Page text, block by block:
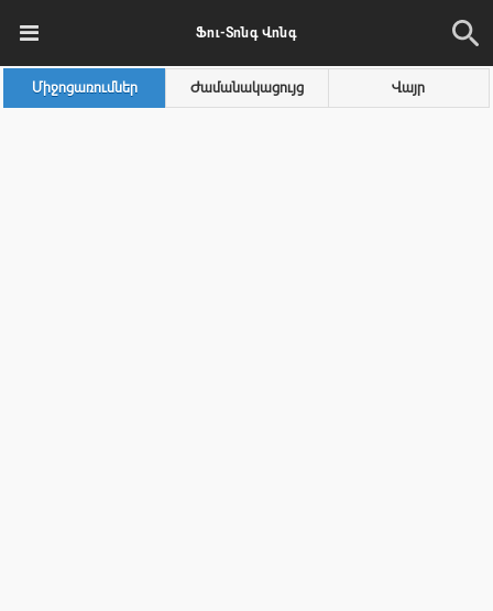
Ֆու-Տոնգ Վոնգ
Միջոցառումներ Ժամանակացույց Վայր